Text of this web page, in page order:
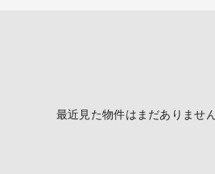
最近見た物件はまだありません